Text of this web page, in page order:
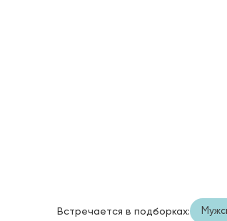
Встречается в подборках: